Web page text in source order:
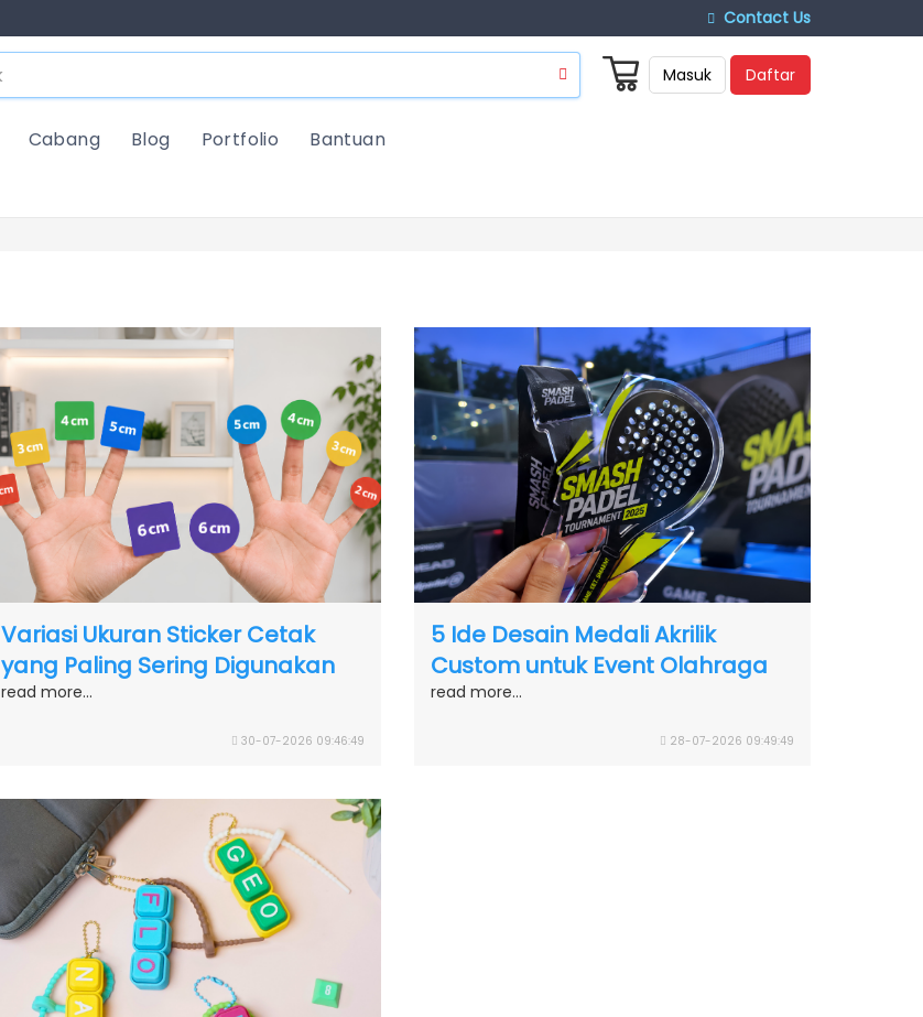
Contact Us
Masuk Daftar
Cabang Blog Portfolio
Bantuan
Variasi Ukuran Sticker Cetak
yang Paling Sering Digunakan
read more...
30-07-2026 09:46:49
5 Ide Desain Medali Akrilik
Custom untuk Event Olahraga
read more...
28-07-2026 09:49:49